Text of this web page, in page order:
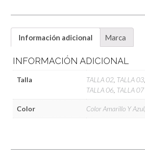
Información adicional Marca
INFORMACIÓN ADICIONAL
Talla TALLA 02 TALLA 03
TALLA 06 TALLA 07
Color Color Amarillo Y Azul